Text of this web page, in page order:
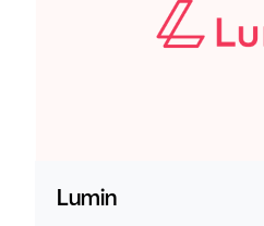
Lumin